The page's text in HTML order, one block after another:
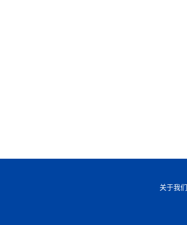
关于我们